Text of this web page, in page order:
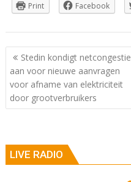
Print Facebook
Berichtnavigatie
Stedin kondigt netcongestie
aan voor nieuwe aanvragen
voor afname van elektriciteit
door grootverbruikers
LIVE RADIO